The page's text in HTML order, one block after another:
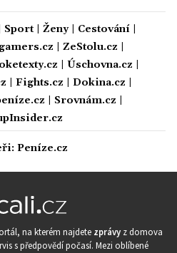
Sport| Ženy| Cestování|
ZeStolu.cz
Úschovna.cz
Fights.cz Dokina.cz
Srovnám.cz
Peníze.cz
na kterém najdete zprávy z domova
s předpovědí počasí. Mezi oblíbené